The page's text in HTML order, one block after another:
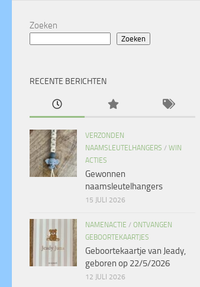
Zoeken
Zoeken
RECENTE BERICHTEN
VERZONDEN
NAAMSLEUTELHANGERS / WIN
ACTIES
Gewonnen
naamsleutelhangers
15 JULI 2026
NAMENACTIE / ONTVANGEN
GEBOORTEKAARTJES
Geboortekaartje van Jeady,
geboren op 22/5/2026
12 JULI 2026